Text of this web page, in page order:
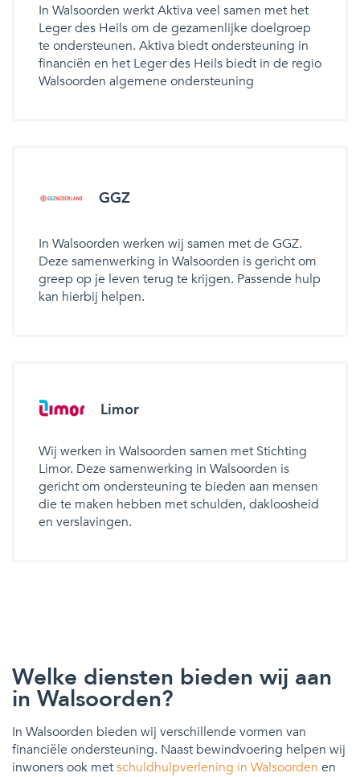
In Walsoorden werkt Aktiva veel samen met het
Leger des Heils om de gezamenlijke doelgroep
te ondersteunen. Aktiva biedt ondersteuning in
financiën en het Leger des Heils biedt in de regio
Walsoorden algemene ondersteuning
GGZ
In Walsoorden werken wij samen met de GGZ.
Deze samenwerking in Walsoorden is gericht om
greep op je leven terug te krijgen. Passende hulp
kan hierbij helpen.
Limor
Wij werken in Walsoorden samen met Stichting
Limor. Deze samenwerking in Walsoorden is
gericht om ondersteuning te bieden aan mensen
die te maken hebben met schulden, dakloosheid
en verslavingen.
Welke diensten bieden wij aan
in Walsoorden?
In Walsoorden bieden wij verschillende vormen van
financiële ondersteuning. Naast bewindvoering helpen wij
inwoners ook metschuldhulpverlening in Walsoorden en